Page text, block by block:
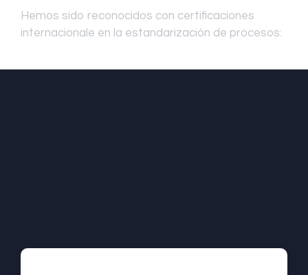
Hemos sido reconocidos con certificaciones
internacionale en la estandarización de procesos: